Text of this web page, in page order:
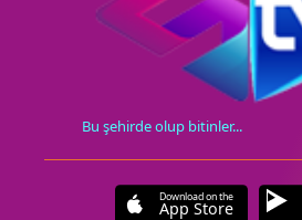
Bu şehirde olup bitinler...
Download on the
App Store